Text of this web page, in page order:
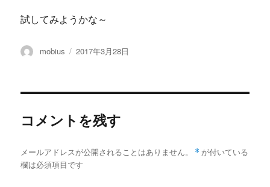
試してみようかな～
投
mobius
投
2017年3月28日
コメントを残す
メールアドレスが公開されることはありません。 * が付いている
欄は必須項目です